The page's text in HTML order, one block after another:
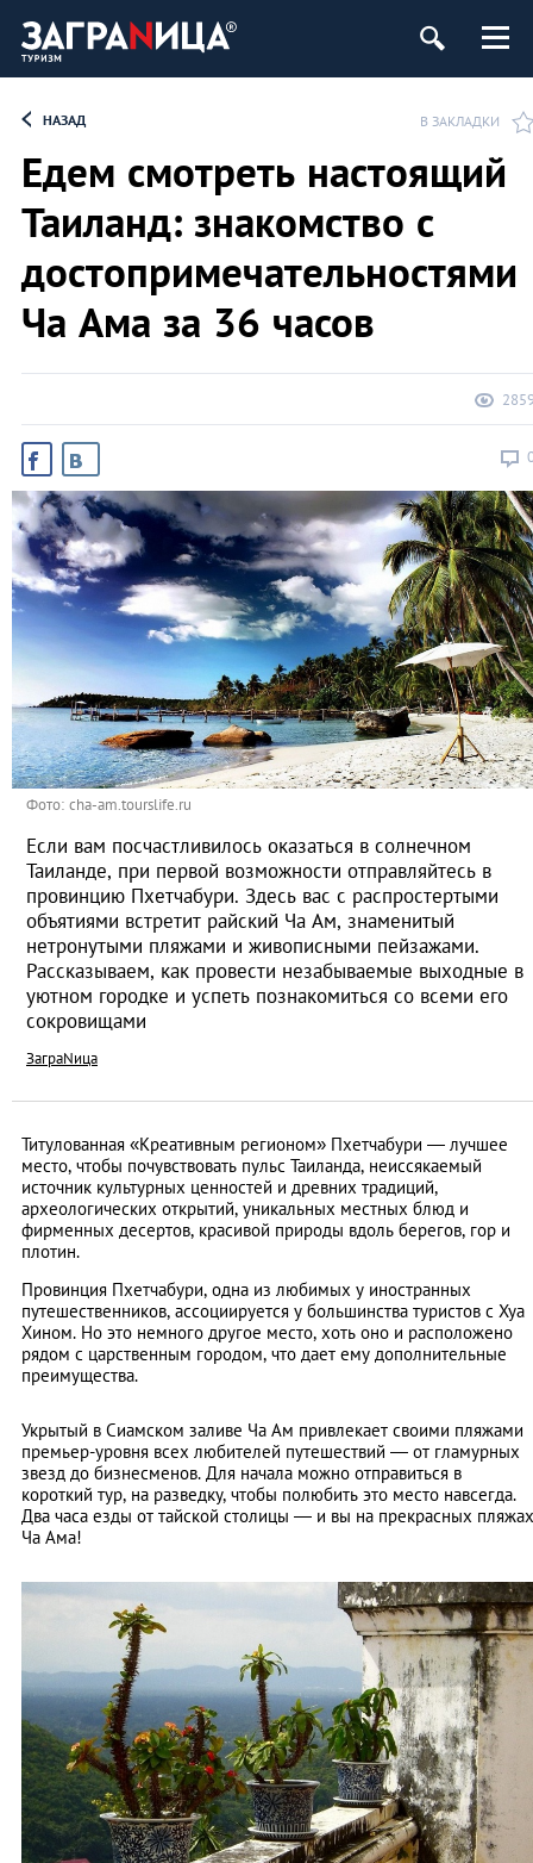
НАЗАД В ЗАКЛАДКИ
Едем смотреть настоящий
Таиланд: знакомство с
достопримечательностями
Ча Ама за 36 часов
Фото: cha-am.tourslife.ru
Если вам посчастливилось оказаться в солнечном
Таиланде, при первой возможности отправляйтесь в
провинцию Пхетчабури. Здесь вас с распростертыми
объятиями встретит райский Ча Ам, знаменитый
нетронутыми пляжами и живописными пейзажами.
Рассказываем, как провести незабываемые выходные в
уютном городке и успеть познакомиться со всеми его
сокровищами
ЗаграNица
Титулованная «Креативным регионом» Пхетчабури — лучшее
место, чтобы почувствовать пульс Таиланда, неиссякаемый
источник культурных ценностей и древних традиций,
археологических открытий, уникальных местных блюд и
фирменных десертов, красивой природы вдоль берегов, гор и
плотин.
Провинция Пхетчабури, одна из любимых у иностранных
путешественников, ассоциируется у большинства туристов с Хуа
Хином. Но это немного другое место, хоть оно и расположено
рядом с царственным городом, что дает ему дополнительные
преимущества.
Укрытый в Сиамском заливе Ча Ам привлекает своими пляжами
премьер-уровня всех любителей путешествий — от гламурных
звезд до бизнесменов. Для начала можно отправиться в
короткий тур, на разведку, чтобы полюбить это место навсегда.
Два часа езды от тайской столицы — и вы на прекрасных пляжах
Ча Ама!